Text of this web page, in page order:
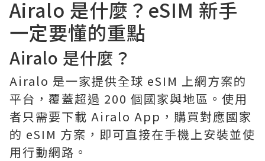
Airalo 是什麼？eSIM 新手
一定要懂的重點
Airalo 是什麼？
Airalo 是一家提供全球 eSIM 上網方案的
平台，覆蓋超過 200 個國家與地區。使用
者只需要下載 Airalo App，購買對應國家
的 eSIM 方案，即可直接在手機上安裝並使
用行動網路。